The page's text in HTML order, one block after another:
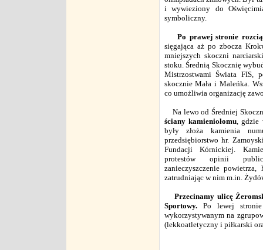
i wywieziony do
symboliczny.
Po prawej stronie
sięgająca aż po zbocza
mniejszych skoczni
stoku. Średnią Skocznię
Mistrzostwami Świata FIS,
skocznie Mała i Maleńka.
co umożliwia organizację
Na lewo od Średniej
ściany kamieniołomu, gdzie
były złoża kamienia
przedsiębiorstwo hr.
Fundacji Kórnickiej.
protestów opinii
zanieczyszczenie
zatrudniając w nim m.in.
Przecinamy ulicę
Sportowy.Po lewej stronie
wykorzystywanym na
(lekkoatletyczny i piłkarski